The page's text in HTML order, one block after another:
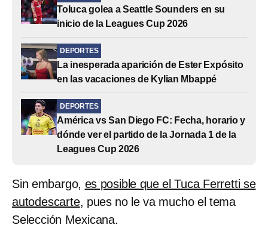
Toluca golea a Seattle Sounders en su
inicio de la Leagues Cup 2026
DEPORTES
La inesperada aparición de Ester Expósito
en las vacaciones de Kylian Mbappé
DEPORTES
América vs San Diego FC: Fecha, horario y
dónde ver el partido de la Jornada 1 de la
Leagues Cup 2026
Sin embargo, es posible que el Tuca Ferretti se
autodescarte, pues no le va mucho el tema
Selección Mexicana.